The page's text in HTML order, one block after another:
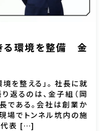
る環境を整備 金
を整える」。 社長に就
返るのは、金子組（岡
である。会社は創業か
場でトンネル坑内の施
代表 […]